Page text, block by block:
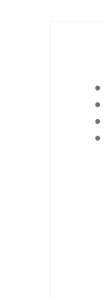
●
●
●
●